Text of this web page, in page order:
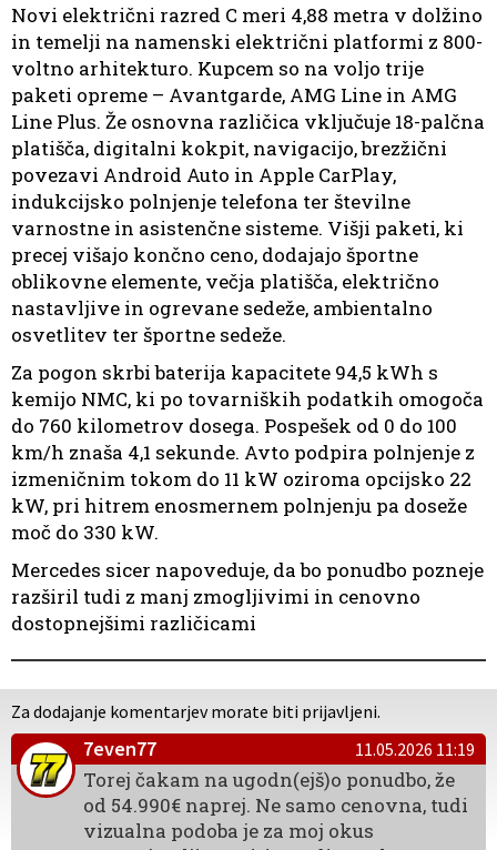
Novi električni razred C meri 4,88 metra v dolžino
in temelji na namenski električni platformi z 800-
voltno arhitekturo. Kupcem so na voljo trije
paketi opreme – Avantgarde, AMG Line in AMG
Line Plus. Že osnovna različica vključuje 18-palčna
platišča, digitalni kokpit, navigacijo, brezžični
povezavi Android Auto in Apple CarPlay,
indukcijsko polnjenje telefona ter številne
varnostne in asistenčne sisteme. Višji paketi, ki
precej višajo končno ceno, dodajajo športne
oblikovne elemente, večja platišča, električno
nastavljive in ogrevane sedeže, ambientalno
osvetlitev ter športne sedeže.
Za pogon skrbi baterija kapacitete 94,5 kWh s
kemijo NMC, ki po tovarniških podatkih omogoča
do 760 kilometrov dosega. Pospešek od 0 do 100
km/h znaša 4,1 sekunde. Avto podpira polnjenje z
izmeničnim tokom do 11 kW oziroma opcijsko 22
kW, pri hitrem enosmernem polnjenju pa doseže
moč do 330 kW.
Mercedes sicer napoveduje, da bo ponudbo pozneje
razširil tudi z manj zmogljivimi in cenovno
dostopnejšimi različicami
Za dodajanje komentarjev morate biti prijavljeni.
7even77 11.05.2026 11:19
Torej čakam na ugodn(ejš)o ponudbo, že
od 54.990€ naprej. Ne samo cenovna, tudi
vizualna podoba je za moj okus